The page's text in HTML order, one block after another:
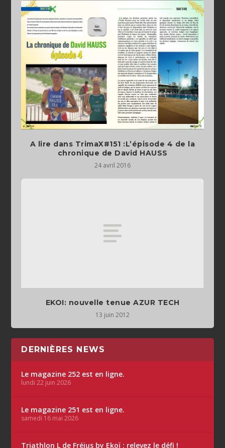
A lire dans TrimaX#151 :L’épisode 4 de la
chronique de David HAUSS
24 avril 2016
EKOI: nouvelle tenue AZUR TECH
13 juin 2012
DERNIÈRES NEWS
Le magazine 252 est en ligne.
lundi 22 juin 2026
Le magazine 251 est en ligne.
samedi 16 mai 2026
Triathlon L de Fréjus by Ekoï : relevez le défi !